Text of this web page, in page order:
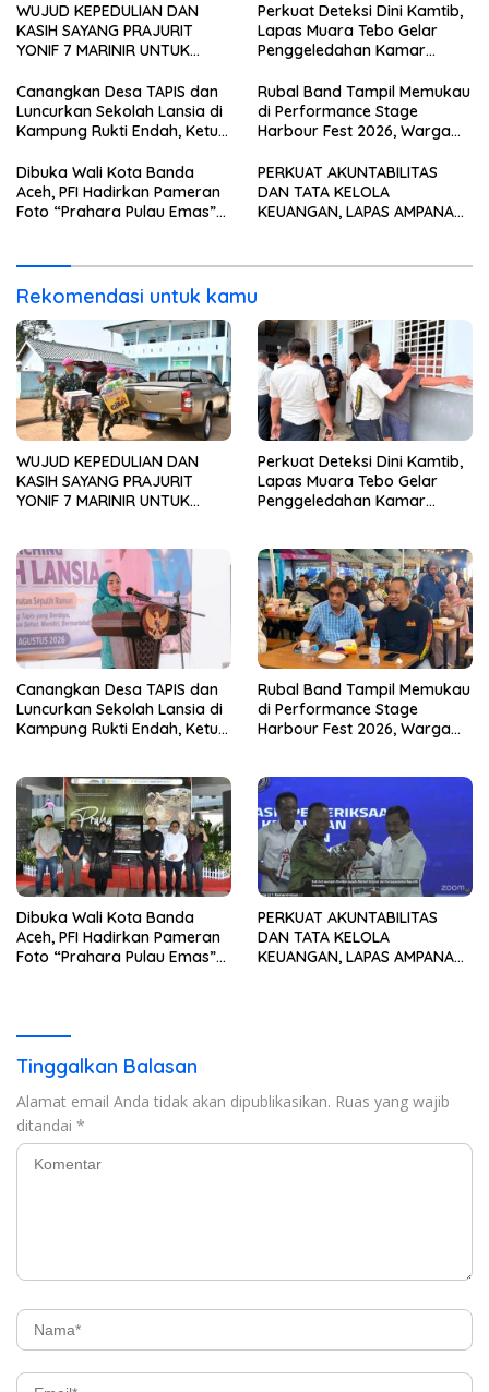
WUJUD KEPEDULIAN DAN
KASIH SAYANG PRAJURIT
YONIF 7 MARINIR UNTUK
PESANTREN NURUL HUDA
Perkuat Deteksi Dini Kamtib,
Lapas Muara Tebo Gelar
Penggeledahan Kamar
Canangkan Desa TAPIS dan
Luncurkan Sekolah Lansia di
Kampung Rukti Endah, Ketua
Pembangunan SDM Dimulai
dari Desa
Rubal Band Tampil Memukau
di Performance Stage
Harbour Fest 2026, Warga
Lampung Tunjukkan Bakat
Terbaik
Dibuka Wali Kota Banda
Aceh, PFI Hadirkan Pameran
Foto “Prahara Pulau Emas”
PERKUAT AKUNTABILITAS
DAN TATA KELOLA
KEUANGAN, LAPAS AMPANA
TAHUN ANGGARAN 2025
Rekomendasi untuk kamu
WUJUD KEPEDULIAN DAN
KASIH SAYANG PRAJURIT
YONIF 7 MARINIR UNTUK
Perkuat Deteksi Dini Kamtib,
Lapas Muara Tebo Gelar
Penggeledahan Kamar
Canangkan Desa TAPIS dan
Luncurkan Sekolah Lansia di
Kampung Rukti Endah, Ketua
dari Desa
Rubal Band Tampil Memukau
di Performance Stage
Harbour Fest 2026, Warga
Terbaik
Dibuka Wali Kota Banda
Aceh, PFI Hadirkan Pameran
Foto “Prahara Pulau Emas”
PERKUAT AKUNTABILITAS
DAN TATA KELOLA
KEUANGAN, LAPAS AMPANA
Tinggalkan Balasan
Alamat email Anda tidak akan dipublikasikan. Ruas yang wajib
ditandai *